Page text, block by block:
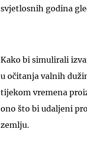
svjetlosnih godina
Kako bi simulirali
u očitanja valnih
tijekom vremena
ono što bi udaljeni
zemlju.